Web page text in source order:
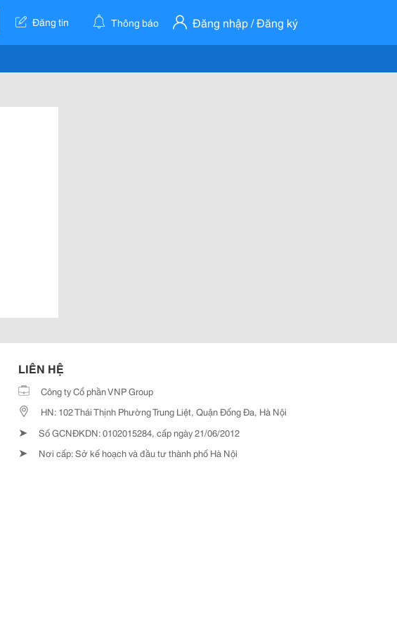
Đăng tin Thông báo Đăng nhập / Đăng ký
LIÊN HỆ
Công ty Cổ phần VNP Group
HN: 102 Thái Thịnh Phường Trung Liệt, Quận Đống Đa, Hà Nội
➤ Số GCNĐKDN: 0102015284, cấp ngày 21/06/2012
➤ Nơi cấp: Sở kế hoạch và đầu tư thành phố Hà Nội